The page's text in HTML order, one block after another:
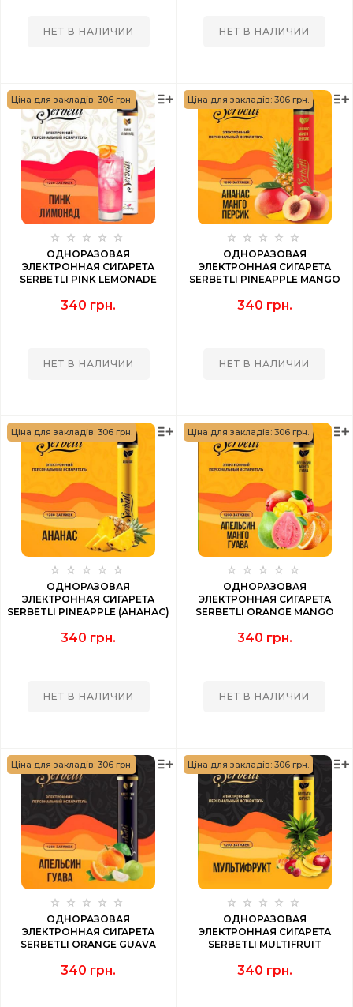
НЕТ В НАЛИЧИИ НЕТ В НАЛИЧИИ
Ціна для закладів: 306 грн.
ОДНОРАЗОВАЯ
ЭЛЕКТРОННАЯ СИГАРЕТА
SERBETLI PINK LEMONADE
340 грн.
НЕТ В НАЛИЧИИ
Ціна для закладів: 306 грн.
ОДНОРАЗОВАЯ
ЭЛЕКТРОННАЯ СИГАРЕТА
SERBETLI PINEAPPLE MANGO
ПЕРСИК) 1200 PUFF
340 грн.
НЕТ В НАЛИЧИИ
Ціна для закладів: 306 грн.
ОДНОРАЗОВАЯ
ЭЛЕКТРОННАЯ СИГАРЕТА
SERBETLI PINEAPPLE (АНАНАС)
340 грн.
НЕТ В НАЛИЧИИ
Ціна для закладів: 306 грн.
ОДНОРАЗОВАЯ
ЭЛЕКТРОННАЯ СИГАРЕТА
SERBETLI ORANGE MANGO
ГУАВА) 1200 PUFF
340 грн.
НЕТ В НАЛИЧИИ
Ціна для закладів: 306 грн.
ОДНОРАЗОВАЯ
ЭЛЕКТРОННАЯ СИГАРЕТА
SERBETLI ORANGE GUAVA
340 грн.
Ціна для закладів: 306 грн.
ОДНОРАЗОВАЯ
ЭЛЕКТРОННАЯ СИГАРЕТА
SERBETLI MULTIFRUIT
340 грн.